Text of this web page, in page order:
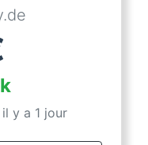
y a 1 jour